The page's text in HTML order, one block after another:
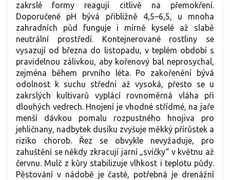
zakrslé formy reagují citlivě na přemokření.
Doporučené pH bývá přibližně 4,5–6,5, u mnoha
zahradních půd funguje i mírně kyselé až slabě
neutrální prostředí. Kontejnerované rostliny se
vysazují od března do listopadu, v teplém období s
pravidelnou zálivkou, aby kořenový bal neprosychal,
zejména během prvního léta. Po zakořenění bývá
odolnost k suchu střední až vysoká, přesto se u
zakrslých kultivarů vyplácí rovnoměrná vláha při
dlouhých vedrech. Hnojení je vhodné střídmé, na jaře
menší dávkou pomalu rozpustného hnojiva pro
jehličnany, nadbytek dusíku zvyšuje měkký přírůstek a
riziko chorob. Řez se obvykle nevyžaduje, pro
zahuštění se někdy zkracují jarní „svíčky“ v květnu až
červnu. Mulč z kůry stabilizuje vlhkost i teplotu půdy.
Pěstování v nádobě je časté, potřebná je drenážní